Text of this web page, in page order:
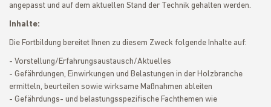
angepasst und auf dem aktuellen Stand der Technik gehalten werden.
Inhalte:
Die Fortbildung bereitet Ihnen zu diesem Zweck folgende Inhalte auf:
- Vorstellung/Erfahrungsaustausch/Aktuelles
- Gefährdungen, Einwirkungen und Belastungen in der Holzbranche
ermitteln, beurteilen sowie wirksame Maßnahmen ableiten
- Gefährdungs- und belastungsspezifische Fachthemen wie